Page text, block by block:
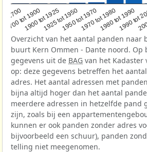
1700
1700 tot 1900
1900 tot 19251925 tot 19501950 tot 19701970 tot 19801980 tot 1990
1990 tot
Overzicht van het aantal panden naar
buurt Kern Ommen - Dante noord. Op
gegevens uit de BAG van het Kadaster
op: deze gegevens betreffen het
adres. Het aantal adressen met
bijna altijd hoger dan het aantal
meerdere adressen in hetzelfde pand
zijn, zoals bij een
kunnen er ook panden zonder adres
bijvoorbeeld een schuur), panden
telling niet meegenomen.